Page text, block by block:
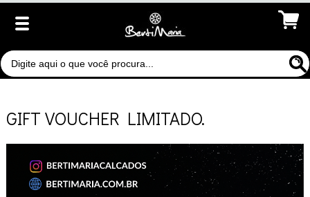
GIFT VOUCHER LIMITADO.